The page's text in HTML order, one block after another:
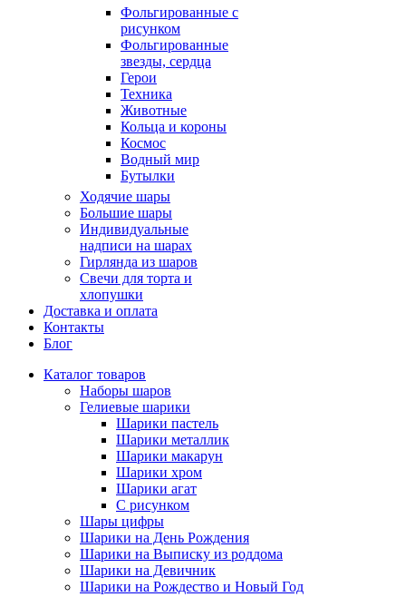
Фольгированные с
рисунком
Фольгированные
звезды, сердца
Герои
Техника
Животные
Кольца и короны
Космос
Водный мир
Бутылки
Ходячие шары
Большие шары
Индивидуальные
надписи на шарах
Гирлянда из шаров
Свечи для торта и
хлопушки
Доставка и оплата
Контакты
Блог
Каталог товаров
Наборы шаров
Гелиевые шарики
Шарики пастель
Шарики металлик
Шарики макарун
Шарики хром
Шарики агат
С рисунком
Шары цифры
Шарики на День Рождения
Шарики на Выписку из роддома
Шарики на Девичник
Шарики на Рождество и Новый Год